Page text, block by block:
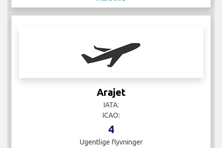
Arajet
IATA:
ICAO:
4
Ugentlige flyvninger